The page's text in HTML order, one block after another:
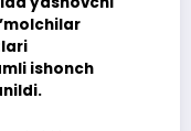
ishonch